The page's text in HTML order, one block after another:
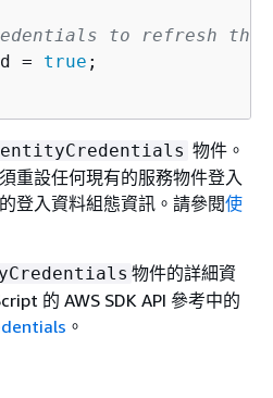
to refresh
=
true ;
物件。
重設任何現有的服務物件登入
登入資料組態資訊。請參閱使
物件的詳細資
的 AWS SDK API 參考中的
。